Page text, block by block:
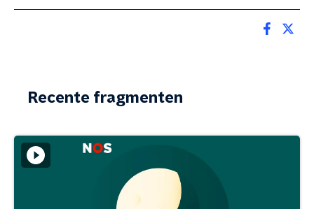
Recente fragmenten